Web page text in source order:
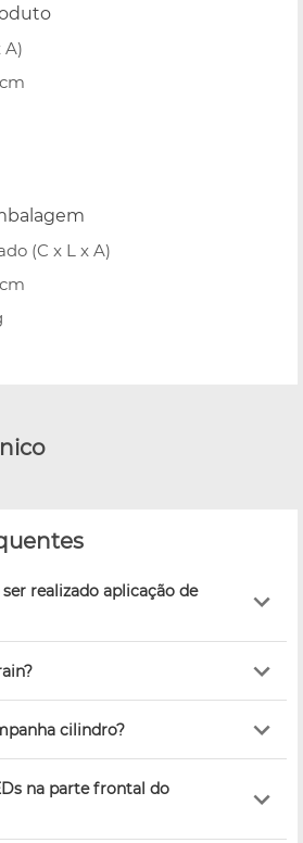
A)
(C x L x A)
realizado aplicação de
cilindro?
na parte frontal do